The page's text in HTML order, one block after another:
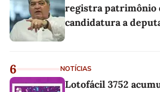
registra patrimônio
candidatura a
6 NOTÍCIAS
Lotofácil 3752